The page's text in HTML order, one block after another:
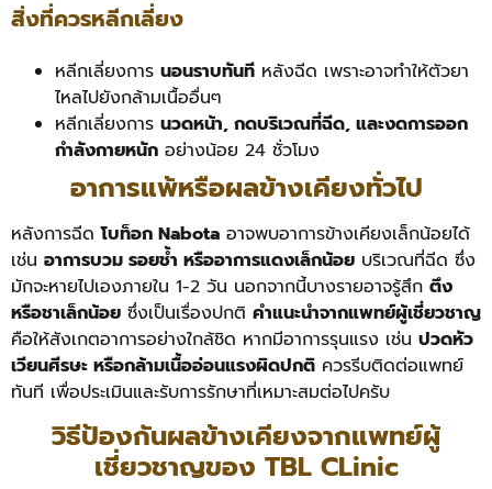
สิ่งที่ควรหลีกเลี่ยง
หลีกเลี่ยงการ นอนราบทันที หลังฉีด เพราะอาจทำให้ตัวยา
ไหลไปยังกล้ามเนื้ออื่นๆ
หลีกเลี่ยงการ นวดหน้า, กดบริเวณที่ฉีด, และงดการออก
กำลังกายหนัก อย่างน้อย 24 ชั่วโมง
อาการแพ้หรือผลข้างเคียงทั่วไป
หลังการฉีดโบท็อก Nabota อาจพบอาการข้างเคียงเล็กน้อยได้
เช่น อาการบวม รอยช้ำ หรืออาการแดงเล็กน้อย บริเวณที่ฉีด ซึ่ง
มักจะหายไปเองภายใน 1-2 วัน นอกจากนี้บางรายอาจรู้สึก ตึง
หรือชาเล็กน้อย ซึ่งเป็นเรื่องปกติ คำแนะนำจากแพทย์ผู้เชี่ยวชาญ
คือให้สังเกตอาการอย่างใกล้ชิด หากมีอาการรุนแรง เช่น ปวดหัว
เวียนศีรษะ หรือกล้ามเนื้ออ่อนแรงผิดปกติ ควรรีบติดต่อแพทย์
ทันที เพื่อประเมินและรับการรักษาที่เหมาะสมต่อไปครับ
วิธีป้องกันผลข้างเคียงจากแพทย์ผู้
เชี่ยวชาญของ TBL CLinic